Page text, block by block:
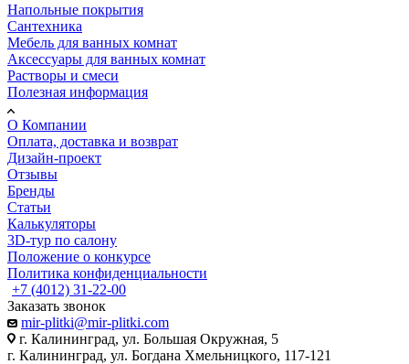
Напольные покрытия
Сантехника
Мебель для ванных комнат
Аксессуары для ванных комнат
Растворы и смеси
Полезная информация
О Компании
Оплата, доставка и возврат
Дизайн-проект
Отзывы
Бренды
Статьи
Калькуляторы
3D-тур по салону
Положение о конкурсе
Политика конфиденциальности
+7 (4012) 31-22-00
Заказать звонок
mir-plitki@mir-plitki.com
г. Калининград, ул. Большая Окружная, 5
г. Калининград, ул. Богдана Хмельницкого, 117-121